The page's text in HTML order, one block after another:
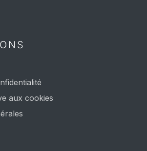
aux cookies